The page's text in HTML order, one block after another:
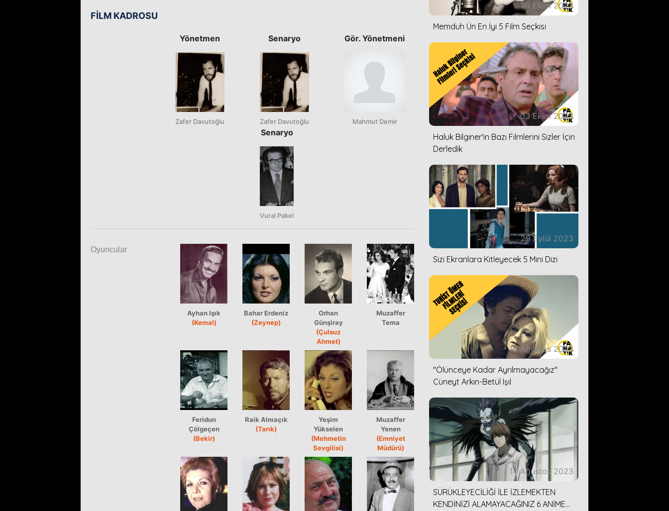
FİLM KADROSU
Yönetmen
Zafer Davutoğlu
Senaryo
Zafer Davutoğlu
Senaryo
Vural Pakel
Gör. Yönetmeni
Mahmut Demir
Oyuncular
Ayhan Işık
(Kemal)
Bahar Erdeniz
(Zeynep)
Orhan
Günşiray
(Çulsuz
Ahmet)
Muzaffer
Tema
Feridun
Çölgeçen
(Bekir)
Raik Alnıaçık
(Tarık)
Yeşim
Yükselen
(Mehmetin
Sevgilisi)
Muzaffer
Yenen
(Emniyet
Müdürü)
10 Ekim 2023
Memduh Ün En İyi 5 Film Seçkisi
03 Ekim 2023
Haluk Bilginer'in Bazı Filmlerini Sizler İçin
Derledik
29 Eylül 2023
Sizi Ekranlara Kitleyecek 5 Mini Dizi
16 Ağustos 2023
''Ölünceye Kadar Ayrılmayacağız''
Cüneyt Arkın-Betül Işıl
14 Ağustos 2023
SÜRÜKLEYECİLİĞİ İLE İZLEMEKTEN
KENDİNİZİ ALAMAYACAĞINIZ 6 ANİME